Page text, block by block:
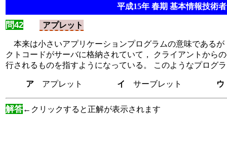
平成15年 春期 基本情報技術
問42 アプレット
本来は小さいアプリケーションプログラムの意味である
クトコードがサーバに格納されていて， クライアントから
行されるものを指すようになっている。 このようなプログ
ア アプレット イ サーブレット
解答←クリックすると正解が表示されます